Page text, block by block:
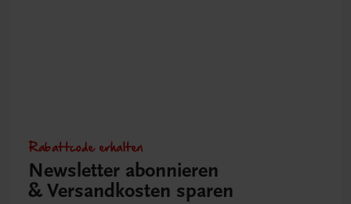
Rabattcode erhalten
Newsletter abonnieren
& Versandkosten sparen